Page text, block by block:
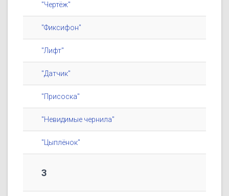
"Чертёж"
"Фиксифон"
"Лифт"
"Датчик"
"Присоска"
"Невидимые чернила"
"Цыплёнок"
3